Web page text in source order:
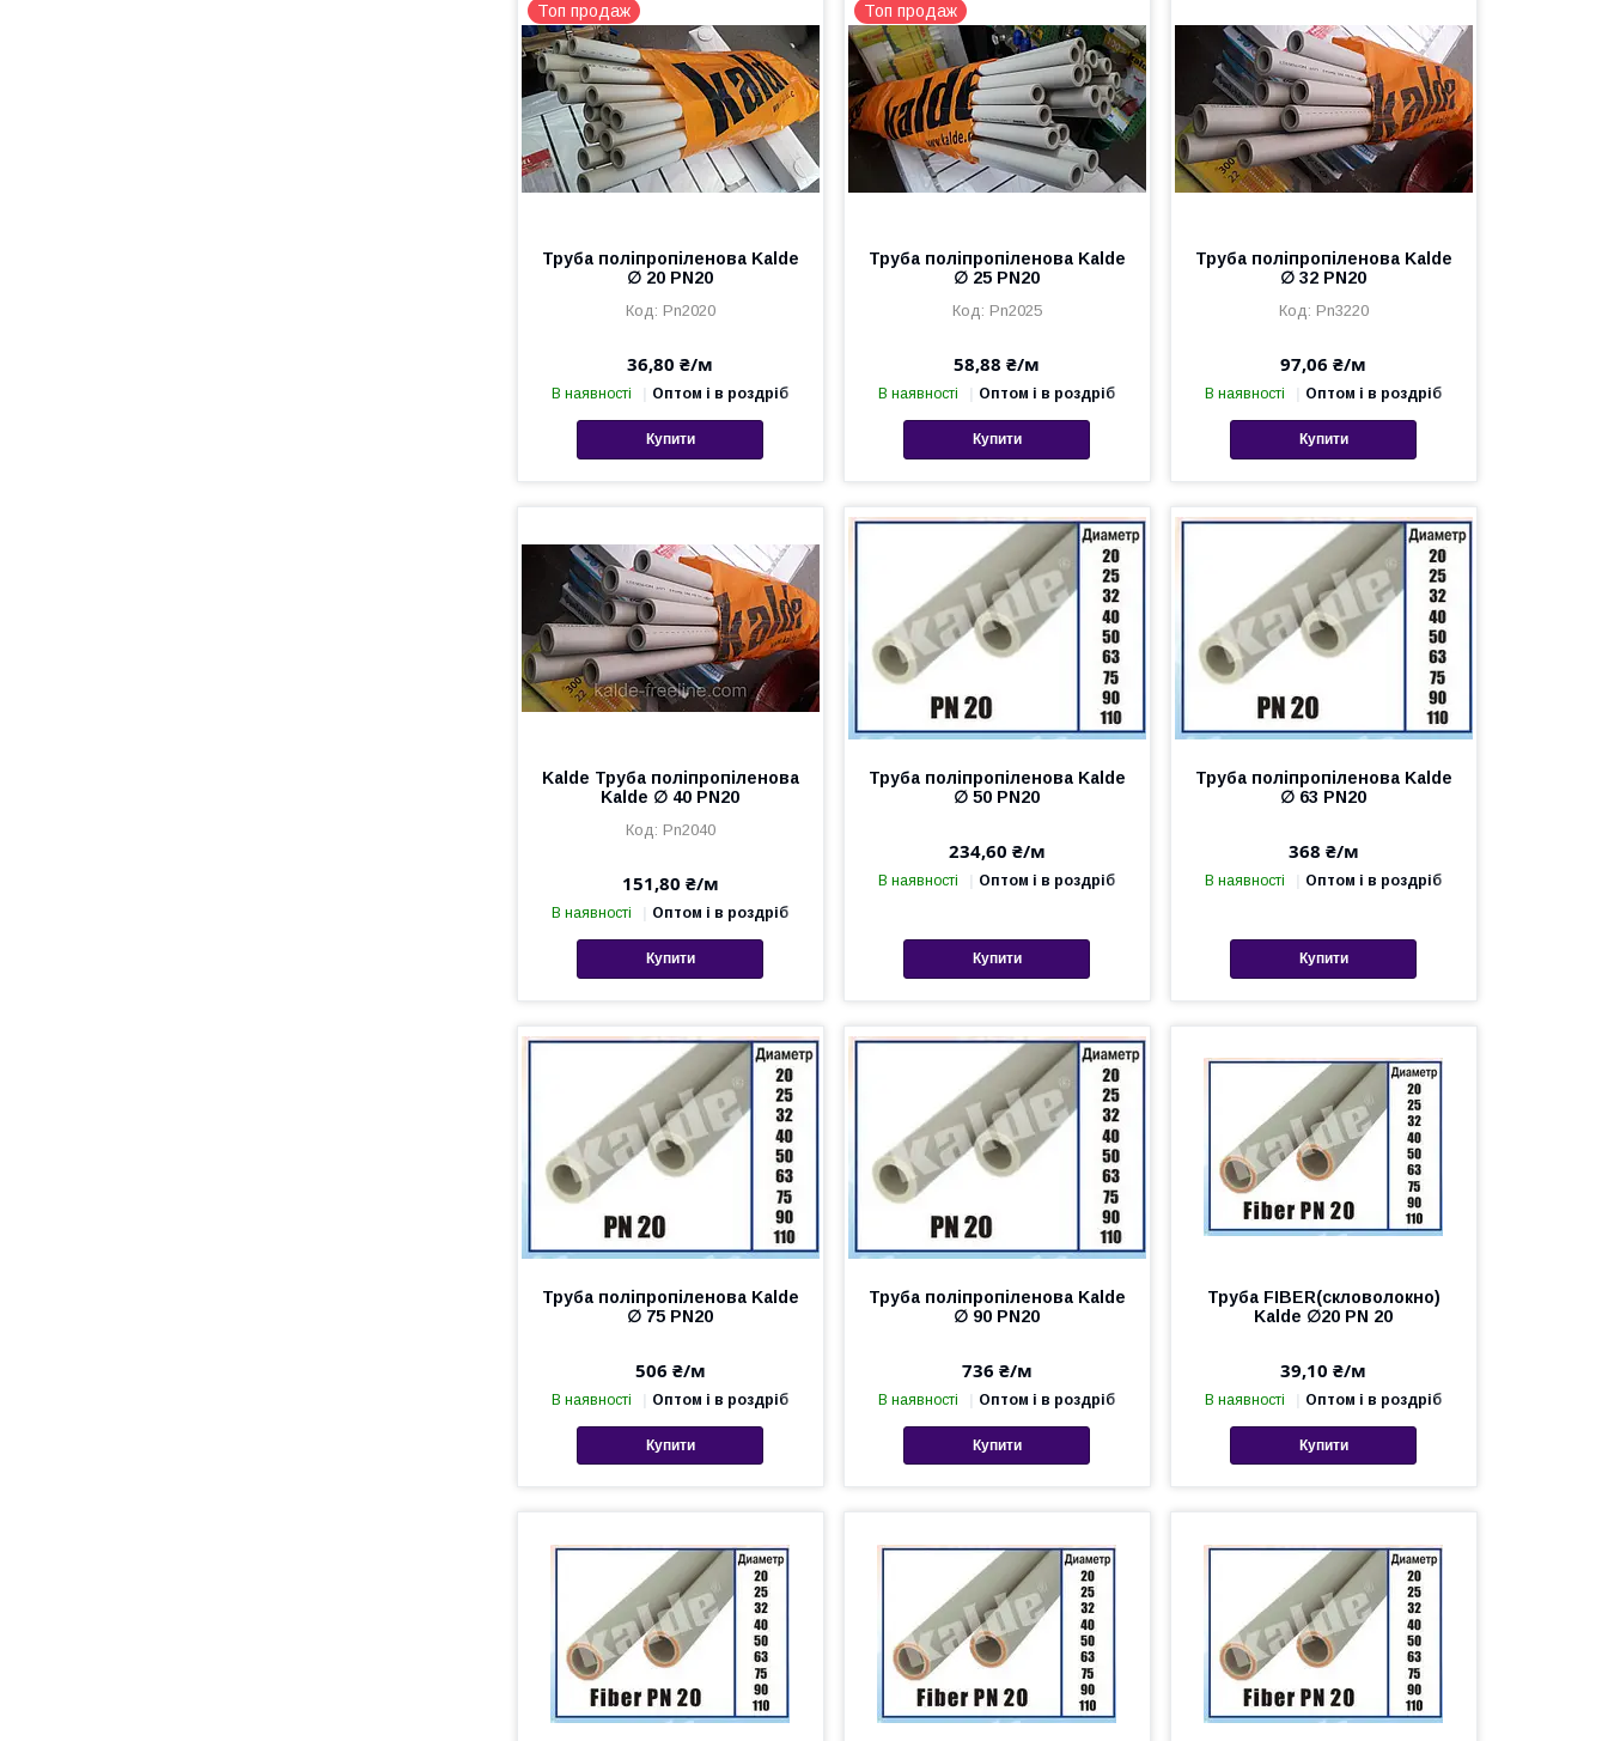
Топ продаж
Труба поліпропіленова Kalde
∅ 20 PN20
Pn2020
36,80 ₴/м
В наявності Оптом і в роздріб
Купити
Топ продаж
Труба поліпропіленова Kalde
∅ 25 PN20
Pn2025
58,88 ₴/м
В наявності Оптом і в роздріб
Купити
Труба поліпропіленова Kalde
∅ 32 PN20
Pn3220
97,06 ₴/м
В наявності Оптом і в роздріб
Купити
Kalde Труба поліпропіленова
Kalde ∅ 40 PN20
Pn2040
151,80 ₴/м
В наявності Оптом і в роздріб
Купити
Труба поліпропіленова Kalde
∅ 50 PN20
234,60 ₴/м
В наявності Оптом і в роздріб
Купити
Труба поліпропіленова Kalde
∅ 63 PN20
368 ₴/м
В наявності Оптом і в роздріб
Купити
Труба поліпропіленова Kalde
∅ 75 PN20
506 ₴/м
В наявності Оптом і в роздріб
Купити
Труба поліпропіленова Kalde
∅ 90 PN20
736 ₴/м
В наявності Оптом і в роздріб
Купити
Труба FIBER(скловолокно)
Kalde ∅20 PN 20
39,10 ₴/м
В наявності Оптом і в роздріб
Купити